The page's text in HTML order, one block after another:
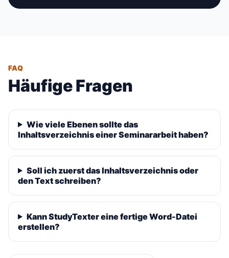
FAQ
Häufige Fragen
Wie viele Ebenen sollte das
Inhaltsverzeichnis einer Seminararbeit haben?
Soll ich zuerst das Inhaltsverzeichnis oder
den Text schreiben?
Kann StudyTexter eine fertige Word-Datei
erstellen?